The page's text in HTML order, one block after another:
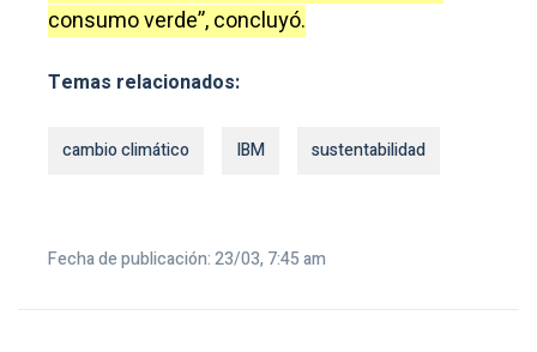
consumo verde”, concluyó.
Temas relacionados:
cambio climático IBM sustentabilidad
Fecha de publicación: 23/03, 7:45 am